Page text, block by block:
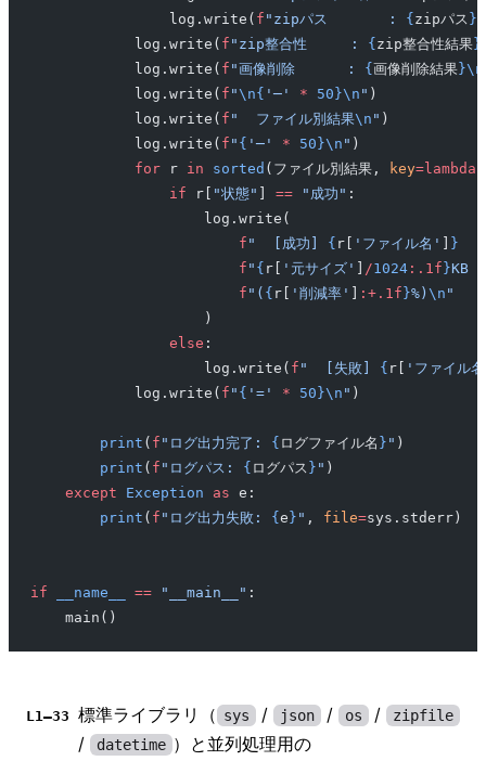
                log.write(
f "zipパス       : { zipパス
            log.write(
f "zip整合性     : { zip整合性結果
            log.write(
f "画像削除      : { 画像削除結果 }\n
            log.write(
f "\n{ '─' * 50}\n " )
            log.write(
f "  ファイル別結果\n " )
            log.write(
f " { '─' * 50}\n " )
            for
r in sorted (ファイル別結果, key=lambda
                if
r[ "状態" == "成功" :
                    log.write(
                        f
"  [成功] { r[ 'ファイル名' }
                        f
" { r[ '元サイズ' /1024 :.1f }KB
                        f
"( { r[ '削減率' :+.1f }%) \n "
                    )
                else
:
                    log.write(
f "  [失敗] { r[
'ファイル
            log.write(
f " { '=' * 50}\n " )
        print
( f "ログ出力完了: { ログファイル名 } " )
        print
( f "ログパス: { ログパス } " )
    except
Exception as e:
        print
( f "ログ出力失敗: { e } " , file=sys.stderr)
if __name__ == "__main__" :
    main()
L1–33 標準ライブラリ（ sys / json / os / zipfile
/ datetime ）と並列処理用の